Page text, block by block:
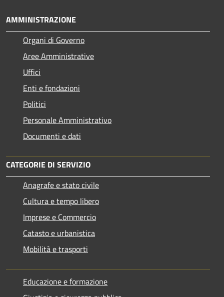
AMMINISTRAZIONE
Organi di Governo
Aree Amministrative
Uffici
Enti e fondazioni
Politici
Personale Amministrativo
Documenti e dati
CATEGORIE DI SERVIZIO
Anagrafe e stato civile
Cultura e tempo libero
Imprese e Commercio
Catasto e urbanistica
Mobilità e trasporti
Educazione e formazione